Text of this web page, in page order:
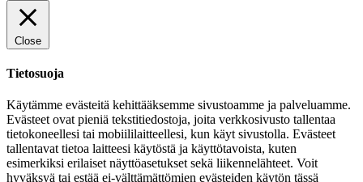
Close
Tietosuoja
Käytämme evästeitä kehittääksemme sivustoamme ja palveluamme.
Evästeet ovat pieniä tekstitiedostoja, joita verkkosivusto tallentaa
tietokoneellesi tai mobiililaitteellesi, kun käyt sivustolla. Evästeet
tallentavat tietoa laitteesi käytöstä ja käyttötavoista, kuten
esimerkiksi erilaiset näyttöasetukset sekä liikennelähteet. Voit
hyväksyä tai estää ei-välttämättömien evästeiden käytön tässä